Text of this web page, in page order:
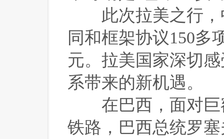
此次拉美之行，
同和框架协议150多
元。拉美国家深切
系带来的新机遇。
在巴西，面对巨
铁路，巴西总统罗